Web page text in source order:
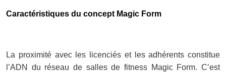
Caractéristiques du concept Magic Form
La proximité avec les licenciés et les adhérents constitue
l’ADN du réseau de salles de fitness Magic Form. C’est